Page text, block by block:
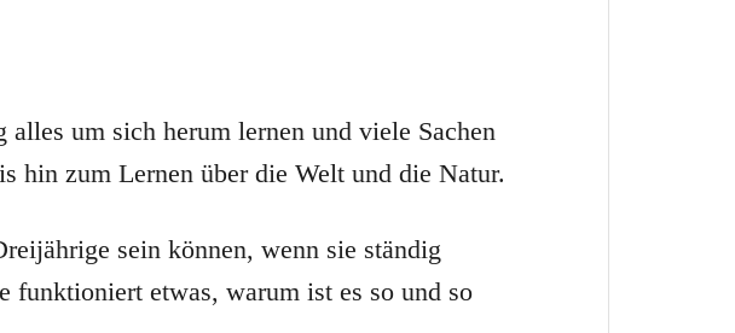
um sich herum lernen und viele Sachen
hin zum Lernen über die Welt und die Natur.
sein können, wenn sie ständig
funktioniert etwas, warum ist es so und so